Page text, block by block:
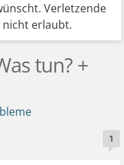
Verletzende
erlaubt.
tun? +
1